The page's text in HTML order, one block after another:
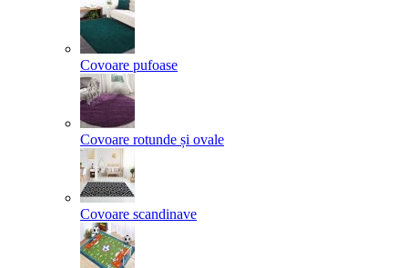
Covoare pufoase
Covoare rotunde și ovale
Covoare scandinave